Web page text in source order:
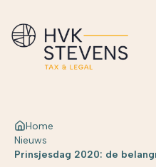
Home
Nieuws
Prinsjesdag 2020: de